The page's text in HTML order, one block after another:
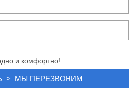
у
и комфортно!